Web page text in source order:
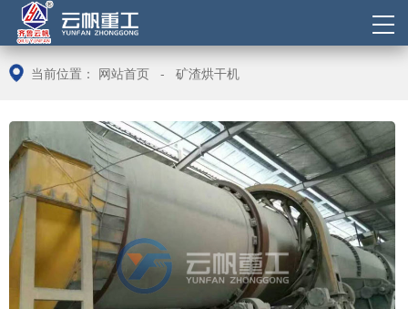
当前位置： 网站首页 - 矿渣烘干机